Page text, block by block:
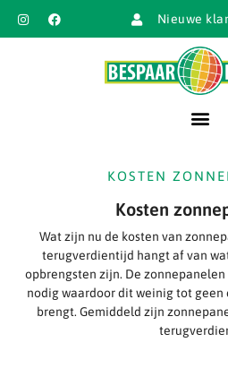
Nieuwe
KOSTEN
Kosten
Wat zijn nu de kosten van
terugverdientijd hangt af van
opbrengsten zijn. De
nodig waardoor dit weinig tot geen
brengt. Gemiddeld zijn